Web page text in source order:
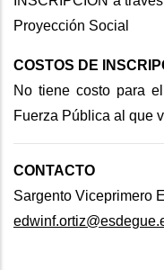
Proyección Social
COSTOS DE
No tiene costo para
Fuerza Pública al que
CONTACTO
Sargento Viceprimero